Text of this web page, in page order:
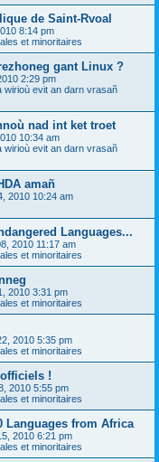
de Saint-Rvoal
8:14 pm
et minoritaires
gant Linux ?
2:29 pm
wirioù evit an darn vrasañ
nad int ket troet
10:34 am
wirioù evit an darn vrasañ
amañ
2010 10:24 am
Languages...
2010 11:17 am
et minoritaires
2010 3:31 pm
et minoritaires
2010 5:35 pm
et minoritaires
!
2010 5:55 pm
et minoritaires
Languages from Africa
2010 6:21 pm
et minoritaires